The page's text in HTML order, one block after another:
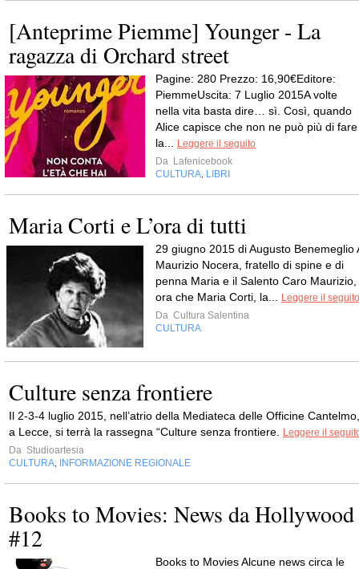
[Anteprime Piemme] Younger - La
ragazza di Orchard street
Pagine: 280 Prezzo: 16,90€Editore:
PiemmeUscita: 7 Luglio 2015A volte
nella vita basta dire… sì. Così, quando
Alice capisce che non ne può più di fare
la...
Leggere il seguito
Da Lafenicebook
CULTURA LIBRI
Maria Corti e L’ora di tutti
29 giugno 2015 di Augusto Benemeglio
Maurizio Nocera, fratello di spine e di
penna Maria e il Salento Caro Maurizio,
ora che Maria Corti, la...
Leggere il seguito
Da Cultura Salentina
CULTURA
Culture senza frontiere
Il 2-3-4 luglio 2015, nell’atrio della Mediateca delle Officine Cantelmo,
a Lecce, si terrà la rassegna “Culture senza frontiere.
Leggere il
Da Studioartesia
CULTURA
INFORMAZIONE REGIONALE
Books to Movies: News da Hollywood
#12
Books to Movies Alcune news circa le